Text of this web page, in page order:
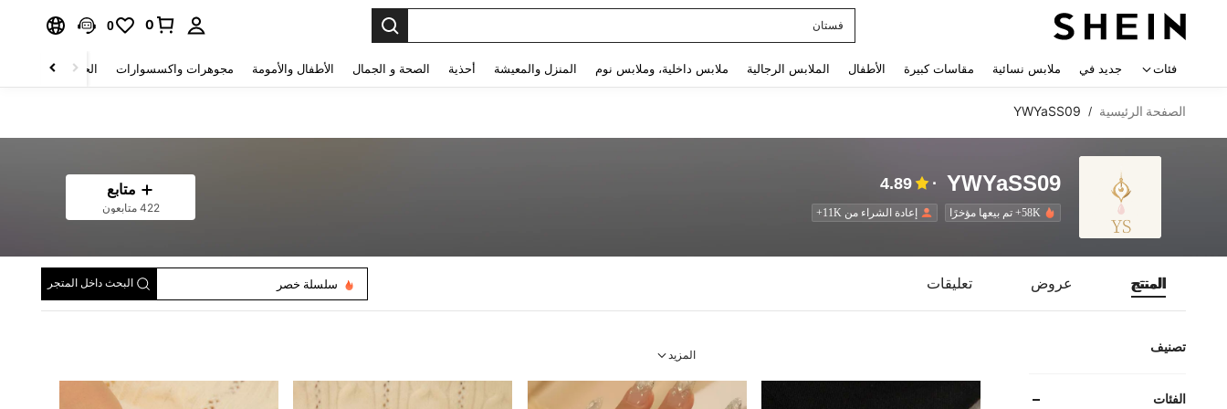
Squishy
0
0
فئات جديد في ملابس نسائية مقاسات كبيرة الأطفال الملابس الرجالية ملابس داخلية، وملابس نوم المنزل والمعيشة أحذية الصحة و الجمال الأطفال والأمومة مجوهرات واكسسوارات الحقائب والأمتعة
الصفحة الرئيسية /
YWYaSS09
YWYaSS09
4.89
58K+ تم بيعها مؤخرًا إعادة الشراء من 11K+
متابع
422 متابعون
المنتج عروض تعليقات سلسلة خصر البحث داخل المتجر
تصنيف
الفئات
المزيد